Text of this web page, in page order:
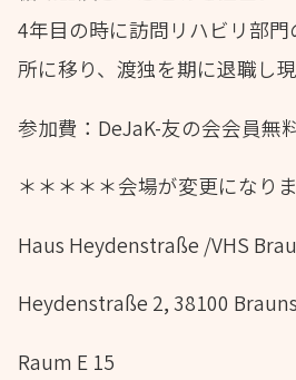
4年目の時に訪問リハビリ部
所に移り、渡独を期に退職し現
参加費：DeJaK-友の会会員無
＊＊＊＊＊会場が変更になり
Haus Heydenstraße /VHS
Heydenstraße 2, 38100
Raum E 15